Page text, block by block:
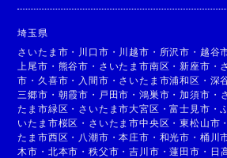
埼玉県
さいたま市 ・ 川口市 ・ 川越市 ・ 所沢市 ・ 越谷
上尾市 ・ 熊谷市 ・ さいたま市南区 ・新座市 ・
市 ・ 久喜市 ・ 入間市 ・ さいたま市浦和区 ・ 深
三郷市 ・ 朝霞市 ・ 戸田市 ・鴻巣市 ・加須市 ・
たま市緑区 ・ さいたま市大宮区 ・富士見市 ・
いたま市桜区 ・ さいたま市中央区 ・東松山市
たま市西区 ・ 八潮市 ・本庄市 ・ 和光市 ・ 桶川
木市 ・ 北本市 ・秩父市 ・吉川市 ・蓮田市 ・ 日